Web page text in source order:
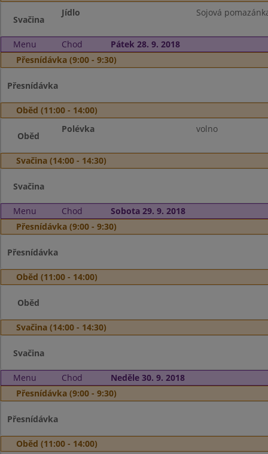
Svačina
Jídlo Sojová
Menu Chod
Pátek 28. 9. 2018
Přesnídávka (9:00 - 9:30)
Přesnídávka
Oběd (11:00 - 14:00)
Oběd
Polévka volno
Svačina (14:00 - 14:30)
Svačina
Menu Chod
Sobota 29. 9. 2018
Přesnídávka (9:00 - 9:30)
Přesnídávka
Oběd (11:00 - 14:00)
Oběd
Svačina (14:00 - 14:30)
Svačina
Menu Chod
Neděle 30. 9. 2018
Přesnídávka (9:00 - 9:30)
Přesnídávka
Oběd (11:00 - 14:00)